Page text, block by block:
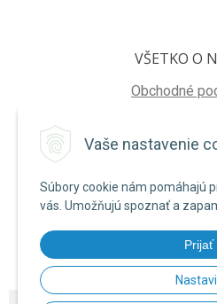
Vaše nastavenie
Súbory cookie nám pomáhajú
vás. Umožňujú spoznať a
Prijať
VŠETKO O
Obchodné
Reklamačné
NA
Formulár na
Poučenie o uplatnení práva